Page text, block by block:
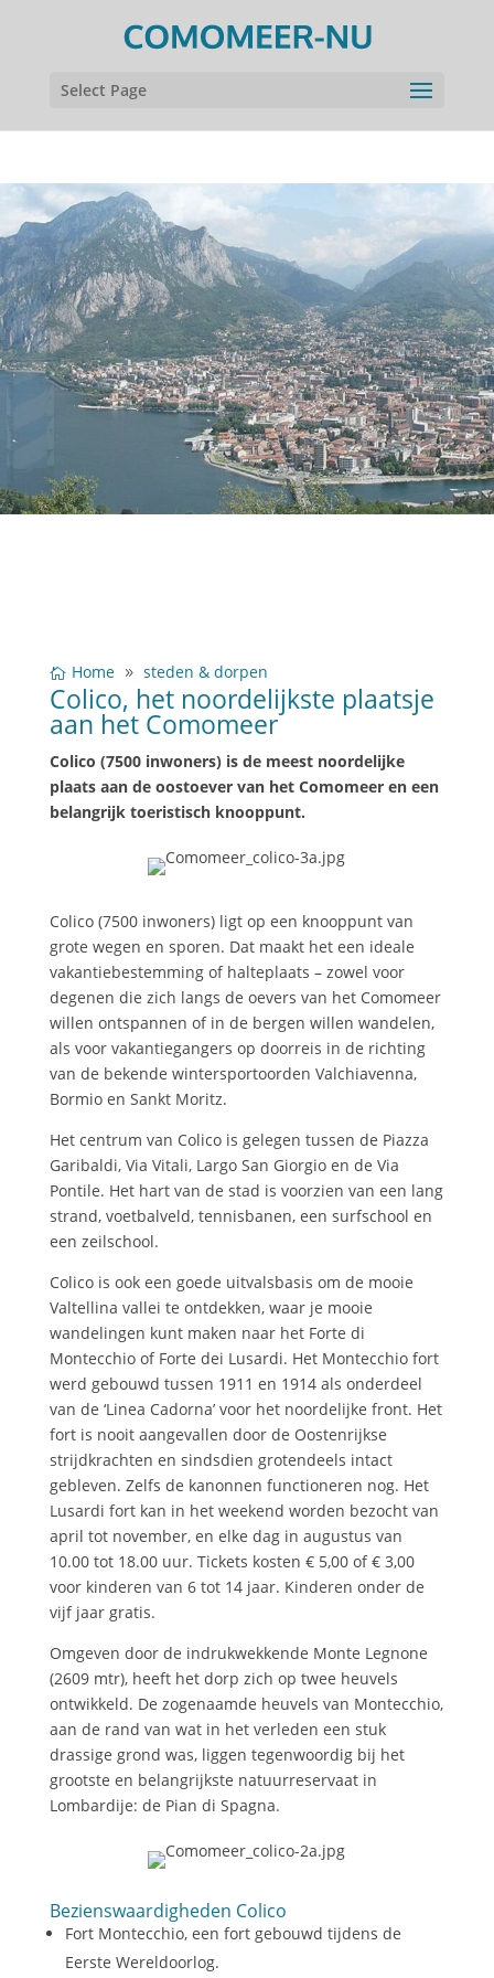
Select Page
Home steden & dorpen
Colico, het noordelijkste plaatsje
aan het Comomeer
Colico (7500 inwoners) is de meest noordelijke
plaats aan de oostoever van het Comomeer en een
belangrijk toeristisch knooppunt.
Colico (7500 inwoners) ligt op een knooppunt van
grote wegen en sporen. Dat maakt het een ideale
vakantiebestemming of halteplaats – zowel voor
degenen die zich langs de oevers van het Comomeer
willen ontspannen of in de bergen willen wandelen,
als voor vakantiegangers op doorreis in de richting
van de bekende wintersportoorden Valchiavenna,
Bormio en Sankt Moritz.
Het centrum van Colico is gelegen tussen de Piazza
Garibaldi, Via Vitali, Largo San Giorgio en de Via
Pontile. Het hart van de stad is voorzien van een lang
strand, voetbalveld, tennisbanen, een surfschool en
een zeilschool.
Colico is ook een goede uitvalsbasis om de mooie
Valtellina vallei te ontdekken, waar je mooie
wandelingen kunt maken naar het Forte di
Montecchio of Forte dei Lusardi. Het Montecchio fort
werd gebouwd tussen 1911 en 1914 als onderdeel
van de ‘Linea Cadorna’ voor het noordelijke front. Het
fort is nooit aangevallen door de Oostenrijkse
strijdkrachten en sindsdien grotendeels intact
gebleven. Zelfs de kanonnen functioneren nog. Het
Lusardi fort kan in het weekend worden bezocht van
april tot november, en elke dag in augustus van
10.00 tot 18.00 uur. Tickets kosten € 5,00 of € 3,00
voor kinderen van 6 tot 14 jaar. Kinderen onder de
vijf jaar gratis.
Omgeven door de indrukwekkende Monte Legnone
(2609 mtr), heeft het dorp zich op twee heuvels
ontwikkeld. De zogenaamde heuvels van Montecchio,
aan de rand van wat in het verleden een stuk
drassige grond was, liggen tegenwoordig bij het
grootste en belangrijkste natuurreservaat in
Lombardije: de Pian di Spagna.
Bezienswaardigheden Colico
Fort Montecchio, een fort gebouwd tijdens de
Eerste Wereldoorlog.